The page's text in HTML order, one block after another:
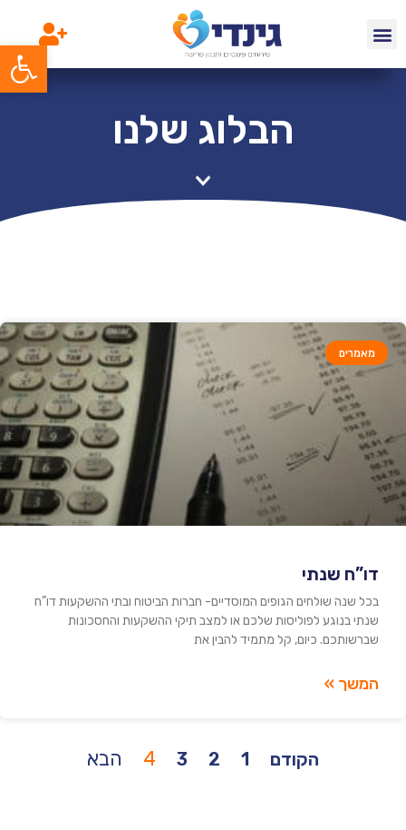
פתח
הבלוג שלנו
מאמרים
דו”ח שנתי
בכל שנה שולחים הגופים המוסדיים- חברות הביטוח ובתי ההשקעות דו”ח
שנתי בנוגע לפוליסות שלכם או למצב תיקי ההשקעות והחסכונות
שברשותכם. כיום, קל מתמיד להבין את
המשך »
הקודם 1
2
3
4 הבא